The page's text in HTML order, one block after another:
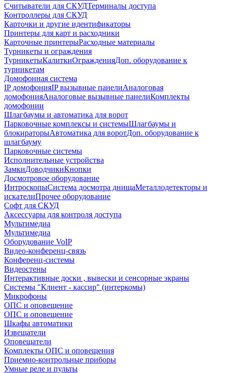
Считыватели для СКУДТерминалы доступа
Контроллеры для СКУД
Карточки и другие идентификаторы
Принтеры для карт и расходники
Карточные принтерыРасходные материалы
Турникеты и ограждения
ТурникетыКалиткиОгражденияДоп. оборудование к
турникетам
Домофонная система
IP домофонияIP вызывные панелиАналоговая
домофонияАналоговые вызывные панелиКомплекты
домофонии
Шлагбаумы и автоматика для ворот
Парковочные комплексы и системыШлагбаумы и
блокираторыАвтоматика для воротДоп. оборудование к
шлагбауму
Парковочные системы
Исполнительные устройства
ЗамкиДоводчикиКнопки
Досмотровое оборудование
ИнтроскопыСистема досмотра днищаМеталлодетекторы и
искателиПрочее оборудование
Софт для СКУД
Аксессуары для контроля доступа
Мультимедиа
Мультимедиа
Оборудование VoIP
Видео-конференц-связь
Конференц-системы
Видеостены
Интерактивные доски , вывески и сенсорные экраны
Системы "Клиент - кассир" (интеркомы)
Микрофоны
ОПС и оповещение
ОПС и оповещение
Шкафы автоматики
Извещатели
Оповещатели
Комплекты ОПС и оповещения
Приемно-контрольные приборы
Умные реле и пульты